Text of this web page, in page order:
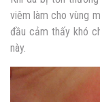
viêm làm cho vùng
đầu cảm thấy khó
này.